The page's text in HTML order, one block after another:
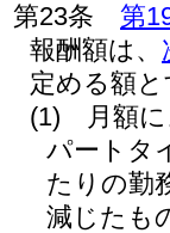
第23条
第
報酬額は、
定める額
(1)
月額
パートタ
たりの勤
減じたも